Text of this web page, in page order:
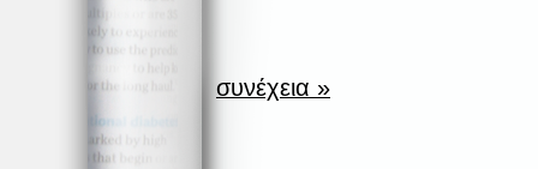
συνέχεια »